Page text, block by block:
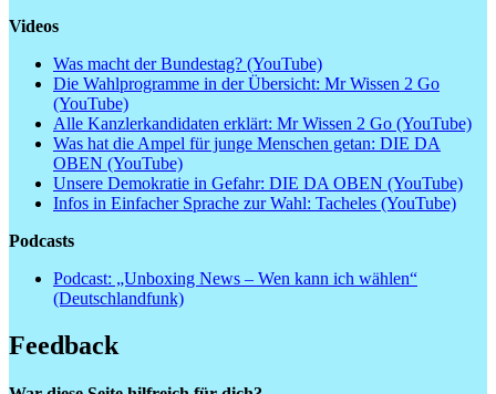
Videos
Was macht der Bundestag? (YouTube)
Die Wahlprogramme in der Übersicht: Mr Wissen 2 Go
(YouTube)
Alle Kanzlerkandidaten erklärt: Mr Wissen 2 Go (YouTube)
Was hat die Ampel für junge Menschen getan: DIE DA
OBEN (YouTube)
Unsere Demokratie in Gefahr: DIE DA OBEN (YouTube)
Infos in Einfacher Sprache zur Wahl: Tacheles (YouTube)
Podcasts
Podcast: „Unboxing News – Wen kann ich wählen“
(Deutschlandfunk)
Feedback